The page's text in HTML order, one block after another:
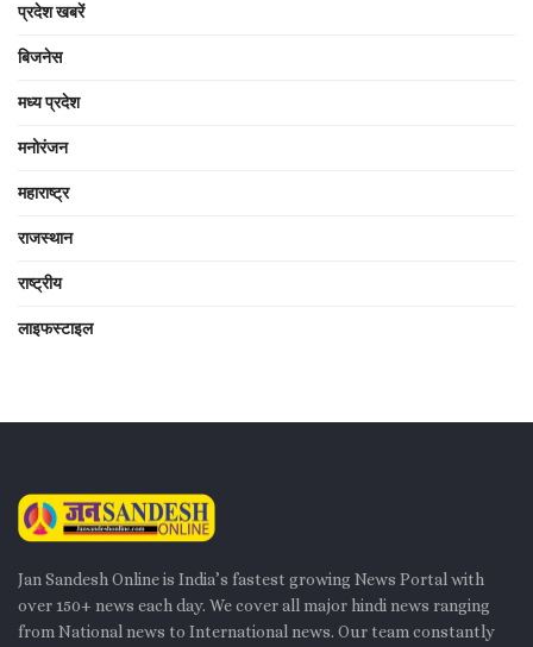
प्रदेश खबरें
बिजनेस
मध्य प्रदेश
मनोरंजन
महाराष्ट्र
राजस्थान
राष्ट्रीय
लाइफस्टाइल
Jan Sandesh Online is India’s fastest growing News Portal with
over 150+ news each day. We cover all major hindi news ranging
from National news to International news. Our team constantly